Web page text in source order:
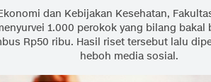
dan Kebijakan Kesehatan,
1.000 perokok yang bilang
Rp50 ribu. Hasil riset tersebut lalu
heboh media sosial.